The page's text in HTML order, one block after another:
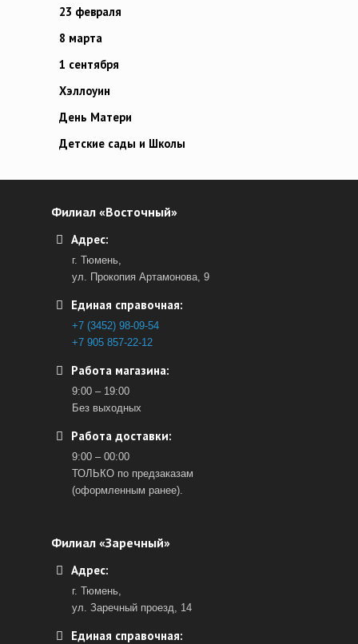
23 февраля
8 марта
1 сентября
Хэллоуин
День Матери
Детские сады и Школы
Филиал «Восточный»
Адрес:
г. Тюмень,
ул. Прокопия Артамонова, 9
Единая справочная:
+7 (3452) 98-09-54
+7 905 857-22-12
Работа магазина:
9:00 – 19:00
Без выходных
Работа доставки:
9:00 – 00:00
ТОЛЬКО по предзаказам
(оформленным ранее).
Филиал «Заречный»
Адрес:
г. Тюмень,
ул. Заречный проезд, 14
Единая справочная: